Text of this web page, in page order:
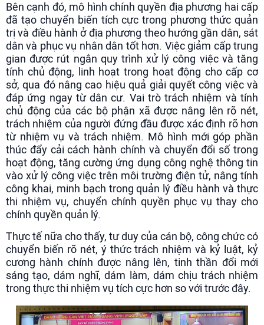
Bên cạnh đó, mô hình chính quyền địa phương hai cấp
đã tạo chuyển biến tích cực trong phương thức quản
trị và điều hành ở địa phương theo hướng gần dân, sát
dân và phục vụ nhân dân tốt hơn. Việc giảm cấp trung
gian được rút ngắn quy trình xử lý công việc và tăng
tính chủ động, linh hoạt trong hoạt động cho cấp cơ
sở, qua đó nâng cao hiệu quả giải quyết công việc và
đáp ứng ngay từ dân cư. Vai trò trách nhiệm và tính
chủ động của các bộ phận xã được nâng lên rõ nét,
trách nhiệm của người đứng đầu được xác định rõ hơn
từ nhiệm vụ và trách nhiệm. Mô hình mới góp phần
thúc đẩy cải cách hành chính và chuyển đổi số trong
hoạt động, tăng cường ứng dụng công nghệ thông tin
vào xử lý công việc trên môi trường điện tử, nâng tính
công khai, minh bạch trong quản lý điều hành và thực
thi nhiệm vụ, chuyển chính quyền phục vụ thay cho
chính quyền quản lý.
Thực tế nữa cho thấy, tư duy của cán bộ, công chức có
chuyển biến rõ nét, ý thức trách nhiệm và kỷ luật, kỷ
cương hành chính được nâng lên, tinh thần đổi mới
sáng tạo, dám nghĩ, dám làm, dám chịu trách nhiệm
trong thực thi nhiệm vụ tích cực hơn so với trước đây.